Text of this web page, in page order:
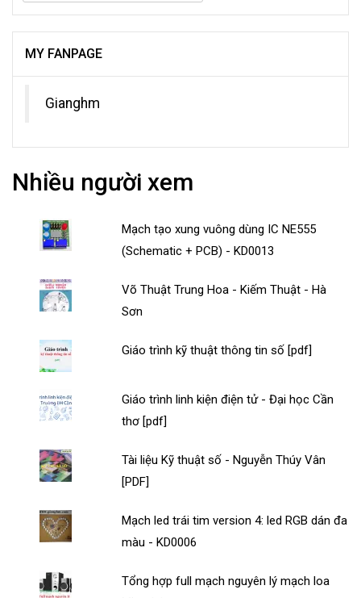
MY FANPAGE
Gianghm
Nhiều người xem
Mạch tạo xung vuông dùng IC NE555
(Schematic + PCB) - KD0013
Võ Thuật Trung Hoa - Kiếm Thuật - Hà
Sơn
Giáo trình kỹ thuật thông tin số [pdf]
Giáo trình linh kiện điện tử - Đại học Cần
thơ [pdf]
Tài liệu Kỹ thuật số - Nguyễn Thúy Vân
[PDF]
Mạch led trái tim version 4: led RGB dán đa
màu - KD0006
Tổng hợp full mạch nguyên lý mạch loa